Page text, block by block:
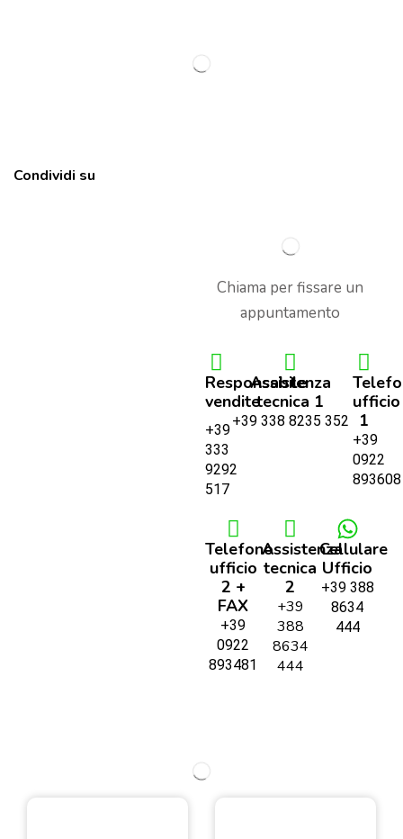
Condividi su
Chiama per fissare un
appuntamento
Responsabile
vendite
+39
333
9292
517
Assistenza
tecnica 1
+39 338 8235 352
ufficio
1
+39
0922
893608
Telefono
ufficio
2 +
FAX
+39
0922
893481
Assistenza
tecnica
2
+39
388
8634
444
Cellulare
Ufficio
+39 388
8634
444